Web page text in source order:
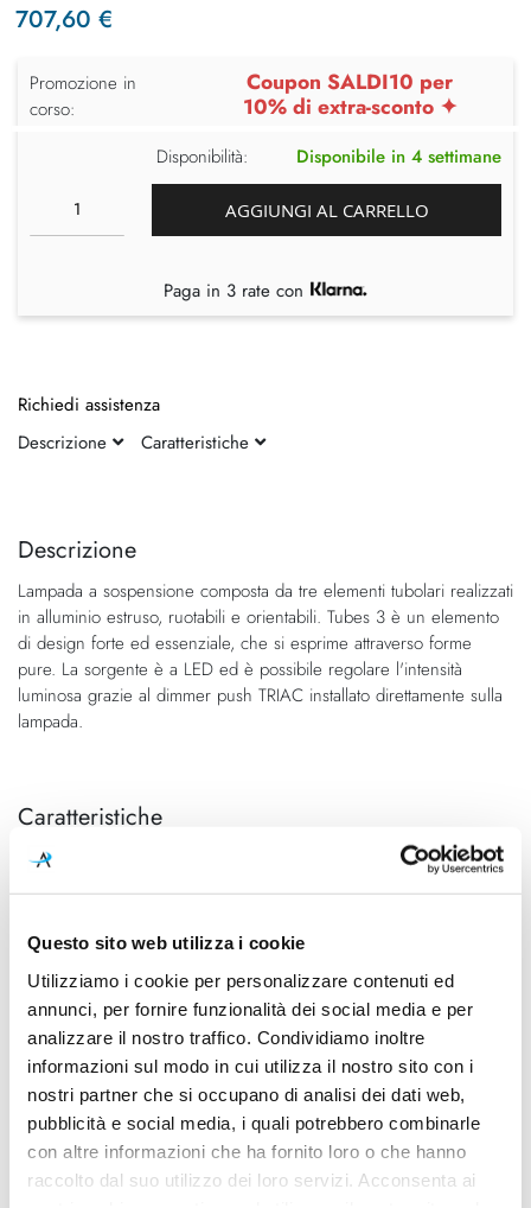
Questo sito web utilizza i cookie
Utilizziamo i cookie per personalizzare contenuti ed
annunci, per fornire funzionalità dei social media e per
analizzare il nostro traffico. Condividiamo inoltre
informazioni sul modo in cui utilizza il nostro sito con i
nostri partner che si occupano di analisi dei dati web,
pubblicità e social media, i quali potrebbero combinarle
con altre informazioni che ha fornito loro o che hanno
raccolto dal suo utilizzo dei loro servizi. Acconsenta ai
fine
galleria
di
immagini
della
di
immagini
Descrizione
Lampada a sospensione composta da tre elementi tubolari realizzati
in alluminio estruso, ruotabili e orientabili. Tubes 3 è un elemento
di design forte ed essenziale, che si esprime attraverso forme
pure. La sorgente è a LED ed è possibile regolare l'intensità
luminosa grazie al dimmer push TRIAC installato direttamente sulla
lampada.
Caratteristiche
Cod.Art.
Dimensioni
240mm x 190mm - H 500mm
(H cavo 3000mm)
Sorgente luminosa
Potenza e attacco
3x 5,5W - 2700K - 3x 120Lm -
CRI80 - 230W
Dimmerazione
Dimmerabile
Classe energetica
A++
Mpn
TTB LNW 53
707,60 €
Promozione in
corso:
Coupon SALDI10 per
10% di extra-sconto ✦
Disponibilità: Disponibile in 4 settimane
AGGIUNGI AL CARRELLO
Paga in 3 rate con
Richiedi assistenza
Descrizione
Caratteristiche